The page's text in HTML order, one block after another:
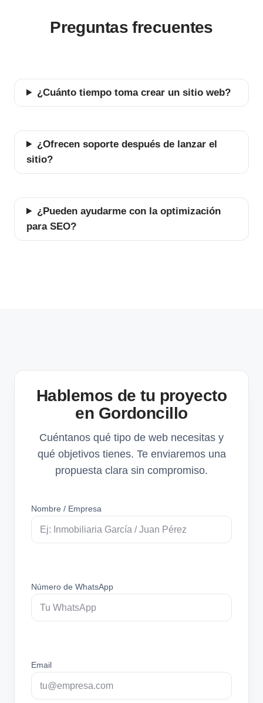
Preguntas frecuentes
¿Cuánto tiempo toma crear un sitio web?
¿Ofrecen soporte después de lanzar el
sitio?
¿Pueden ayudarme con la optimización
para SEO?
Hablemos de tu proyecto
en Gordoncillo
Cuéntanos qué tipo de web necesitas y
qué objetivos tienes. Te enviaremos una
propuesta clara sin compromiso.
Nombre / Empresa
Número de WhatsApp
Email